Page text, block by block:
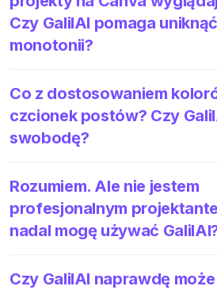
Czy GalilAI pomaga
monotonii?
Co z dostosowaniem
czcionek postów? Czy
swobodę?
Rozumiem. Ale nie jestem
profesjonalnym
nadal mogę używać
Czy GalilAI naprawdę